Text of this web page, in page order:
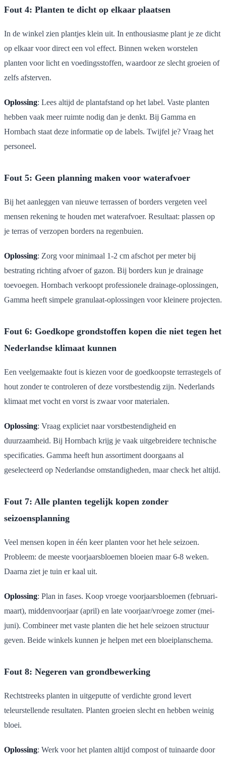
Fout 4: Planten te dicht op elkaar plaatsen
In de winkel zien plantjes klein uit. In enthousiasme plant je ze dicht
op elkaar voor direct een vol effect. Binnen weken worstelen
planten voor licht en voedingsstoffen, waardoor ze slecht groeien of
zelfs afsterven.
Oplossing: Lees altijd de plantafstand op het label. Vaste planten
hebben vaak meer ruimte nodig dan je denkt. Bij Gamma en
Hornbach staat deze informatie op de labels. Twijfel je? Vraag het
personeel.
Fout 5: Geen planning maken voor waterafvoer
Bij het aanleggen van nieuwe terrassen of borders vergeten veel
mensen rekening te houden met waterafvoer. Resultaat: plassen op
je terras of verzopen borders na regenbuien.
Oplossing: Zorg voor minimaal 1-2 cm afschot per meter bij
bestrating richting afvoer of gazon. Bij borders kun je drainage
toevoegen. Hornbach verkoopt professionele drainage-oplossingen,
Gamma heeft simpele granulaat-oplossingen voor kleinere projecten.
Fout 6: Goedkope grondstoffen kopen die niet tegen het
Nederlandse klimaat kunnen
Een veelgemaakte fout is kiezen voor de goedkoopste terrastegels of
hout zonder te controleren of deze vorstbestendig zijn. Nederlands
klimaat met vocht en vorst is zwaar voor materialen.
Oplossing: Vraag expliciet naar vorstbestendigheid en
duurzaamheid. Bij Hornbach krijg je vaak uitgebreidere technische
specificaties. Gamma heeft hun assortiment doorgaans al
geselecteerd op Nederlandse omstandigheden, maar check het altijd.
Fout 7: Alle planten tegelijk kopen zonder
seizoensplanning
Veel mensen kopen in één keer planten voor het hele seizoen.
Probleem: de meeste voorjaarsbloemen bloeien maar 6-8 weken.
Daarna ziet je tuin er kaal uit.
Oplossing: Plan in fases. Koop vroege voorjaarsbloemen (februari-
maart), middenvoorjaar (april) en late voorjaar/vroege zomer (mei-
juni). Combineer met vaste planten die het hele seizoen structuur
geven. Beide winkels kunnen je helpen met een bloeiplanschema.
Fout 8: Negeren van grondbewerking
Rechtstreeks planten in uitgeputte of verdichte grond levert
teleurstellende resultaten. Planten groeien slecht en hebben weinig
bloei.
Oplossing: Werk voor het planten altijd compost of tuinaarde door